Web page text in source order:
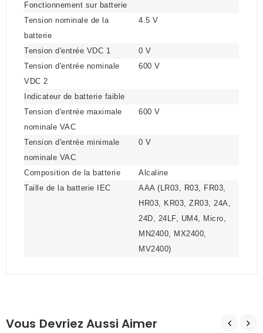
Fonctionnement sur batterie
Tension nominale de la
batterie
4.5 V
Tension d'entrée VDC 1
0 V
Tension d'entrée nominale
VDC 2
600 V
Indicateur de batterie faible
Tension d'entrée maximale
nominale VAC
600 V
Tension d'entrée minimale
nominale VAC
0 V
Composition de la batterie
Alcaline
Taille de la batterie IEC
AAA (LR03, R03, FR03,
HR03, KR03, ZR03, 24A,
24D, 24LF, UM4, Micro,
MN2400, MX2400,
MV2400)
Vous Devriez Aussi Aimer